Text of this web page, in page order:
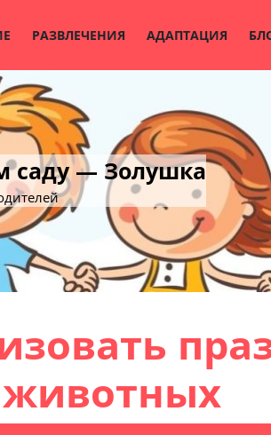
РАЗВЛЕЧЕНИЯ АДАПТАЦИЯ
саду — Золушка